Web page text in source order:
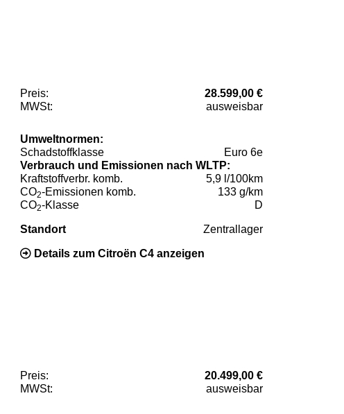
Preis:
28.599,00 €
MWSt:
ausweisbar
Umweltnormen:
Schadstoffklasse
Euro 6e
Verbrauch und Emissionen nach WLTP:
Kraftstoffverbr. komb.
5,9 l/100km
CO2-Emissionen komb.
133 g/km
CO2-Klasse D
Standort Zentrallager
Details zum Citroën C4 anzeigen
Preis:
20.499,00 €
MWSt:
ausweisbar